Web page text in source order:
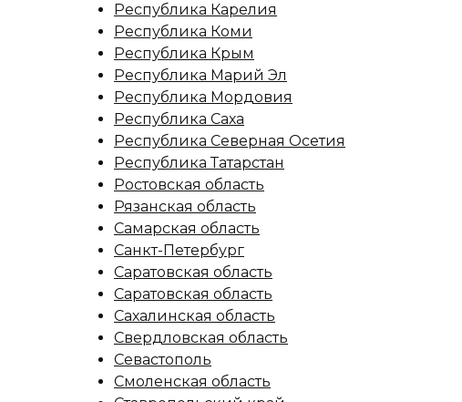
Республика Карелия
Республика Коми
Республика Крым
Республика Марий Эл
Республика Мордовия
Республика Саха
Республика Северная Осетия
Республика Татарстан
Ростовская область
Рязанская область
Самарская область
Санкт-Петербург
Саратовская область
Саратовская область
Сахалинская область
Свердловская область
Севастополь
Смоленская область